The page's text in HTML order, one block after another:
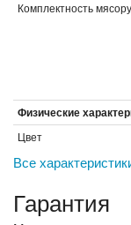
Комплектность
Физические
Цвет
Все
Гарантия